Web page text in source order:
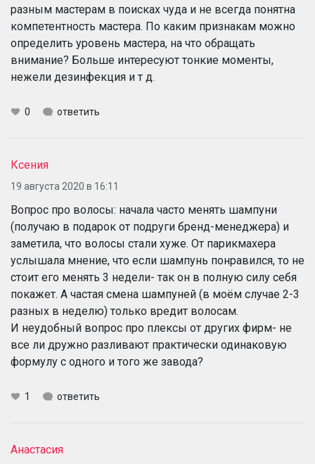
разным мастерам в поисках чуда и не всегда понятна
компетентность мастера. По каким признакам можно
определить уровень мастера, на что обращать
внимание? Больше интересуют тонкие моменты,
нежели дезинфекция и т д.
0 ответить
Ксения
19 августа 2020 в 16:11
Вопрос про волосы: начала часто менять шампуни
(получаю в подарок от подруги бренд-менеджера) и
заметила, что волосы стали хуже. От парикмахера
услышала мнение, что если шампунь понравился, то не
стоит его менять 3 недели- так он в полную силу себя
покажет. А частая смена шампуней (в моём случае 2-3
разных в неделю) только вредит волосам.
И неудобный вопрос про плексы от других фирм- не
все ли дружно разливают практически одинаковую
формулу с одного и того же завода?
1 ответить
Анастасия